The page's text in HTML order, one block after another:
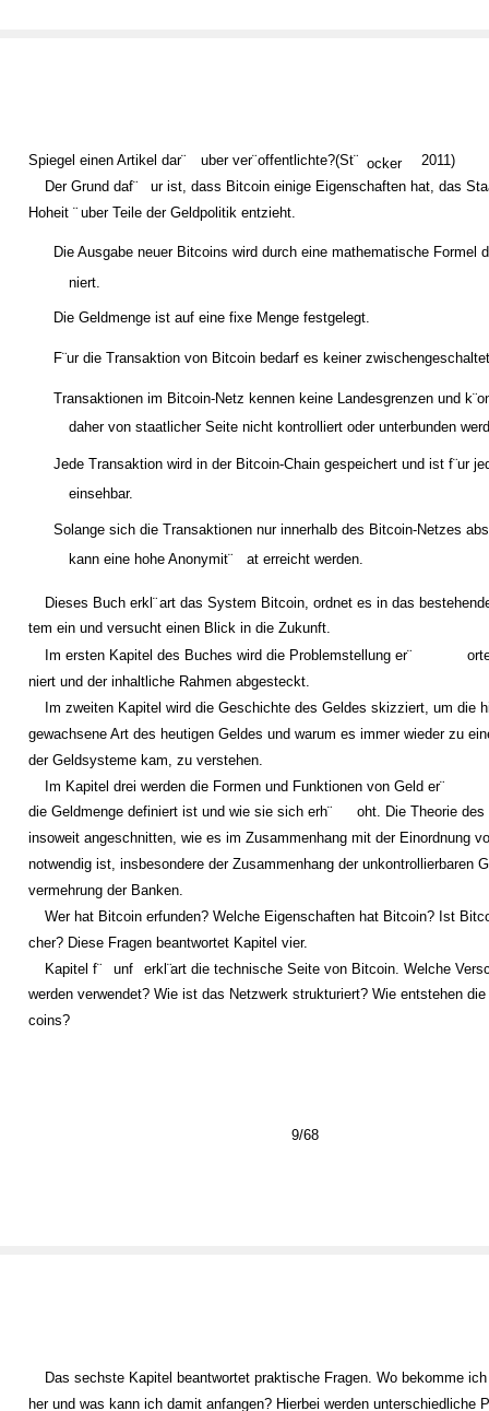
Spiegel einen Artikel dar¨ uber ver¨offentlichte?(St¨ ocker
2011)
Der Grund daf¨
ur ist, dass Bitcoin einige Eigenschaften hat, das
Hoheit ¨ uber Teile der Geldpolitik entzieht.
Die Ausgabe neuer Bitcoins wird durch eine mathematische Formel
niert.
Die Geldmenge ist auf eine fixe Menge festgelegt.
F¨ur die Transaktion von Bitcoin bedarf es keiner
Transaktionen im Bitcoin-Netz kennen keine Landesgrenzen und
daher von staatlicher Seite nicht kontrolliert oder unterbunden
Jede Transaktion wird in der Bitcoin-Chain gespeichert und ist f¨ur
einsehbar.
Solange sich die Transaktionen nur innerhalb des Bitcoin-Netzes
kann eine hohe Anonymit¨
at erreicht werden.
Dieses Buch erkl¨art das System Bitcoin, ordnet es in das
tem ein und versucht einen Blick in die Zukunft.
Im ersten Kapitel des Buches wird die Problemstellung er¨
niert und der inhaltliche Rahmen abgesteckt.
Im zweiten Kapitel wird die Geschichte des Geldes skizziert, um die
gewachsene Art des heutigen Geldes und warum es immer wieder zu
der Geldsysteme kam, zu verstehen.
Im Kapitel drei werden die Formen und Funktionen von Geld er¨
die Geldmenge definiert ist und wie sie sich erh¨
oht. Die Theorie des
insoweit angeschnitten, wie es im Zusammenhang mit der Einordnung
notwendig ist, insbesondere der Zusammenhang der unkontrollierbaren
vermehrung der Banken.
Wer hat Bitcoin erfunden? Welche Eigenschaften hat Bitcoin? Ist
cher? Diese Fragen beantwortet Kapitel vier.
Kapitel f¨
unf erkl¨art die technische Seite von Bitcoin. Welche
werden verwendet? Wie ist das Netzwerk strukturiert? Wie entstehen
coins?
9/68
Das sechste Kapitel beantwortet praktische Fragen. Wo bekomme
her und was kann ich damit anfangen? Hierbei werden unterschiedliche